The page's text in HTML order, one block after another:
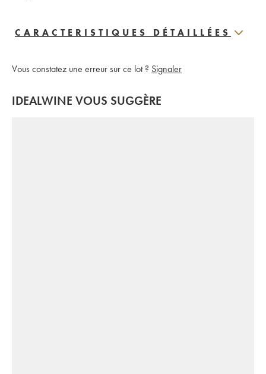
CARACTERISTIQUES DÉTAILLÉES
Vous constatez une erreur sur ce lot ? Signaler
IDEALWINE VOUS SUGGÈRE